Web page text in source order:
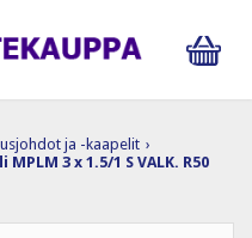
ja -kaapelit ›
3 x 1.5/1 S VALK. R50